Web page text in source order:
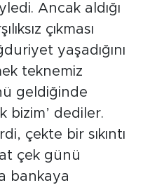
Ancak aldığı
çıkması
yaşadığını
teknemiz
geldiğinde
bizim’ dediler.
çekte bir sıkıntı
çek günü
bankaya